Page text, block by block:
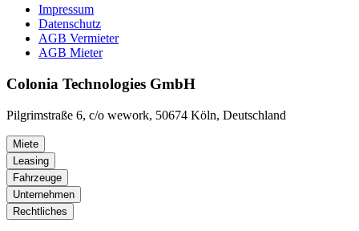
Impressum
Datenschutz
AGB Vermieter
AGB Mieter
Colonia Technologies GmbH
Pilgrimstraße 6, c/o wework, 50674 Köln, Deutschland
Miete
Leasing
Fahrzeuge
Unternehmen
Rechtliches